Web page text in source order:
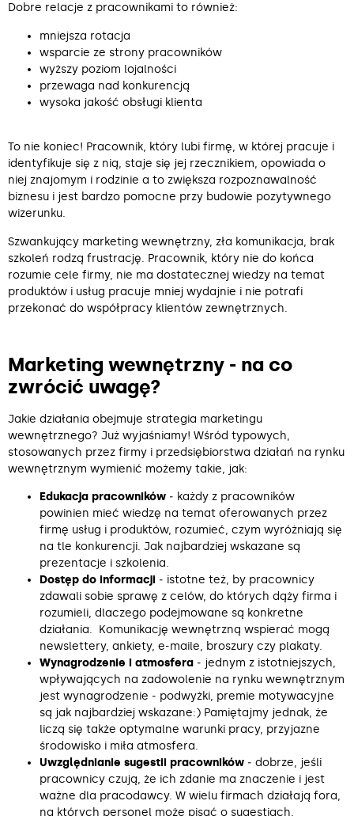
Dobre relacje z pracownikami to również:
mniejsza rotacja
wsparcie ze strony pracowników
wyższy poziom lojalności
przewaga nad konkurencją
wysoka jakość obsługi klienta
To nie koniec! Pracownik, który lubi firmę, w której pracuje i
identyfikuje się z nią, staje się jej rzecznikiem, opowiada o
niej znajomym i rodzinie a to zwiększa rozpoznawalność
biznesu i jest bardzo pomocne przy budowie pozytywnego
wizerunku.
Szwankujący marketing wewnętrzny, zła komunikacja, brak
szkoleń rodzą frustrację. Pracownik, który nie do końca
rozumie cele firmy, nie ma dostatecznej wiedzy na temat
produktów i usług pracuje mniej wydajnie i nie potrafi
przekonać do współpracy klientów zewnętrznych.
Marketing wewnętrzny ‒ na co
zwrócić uwagę?
Jakie działania obejmuje strategia marketingu
wewnętrznego? Już wyjaśniamy! Wśród typowych,
stosowanych przez firmy i przedsiębiorstwa działań na rynku
wewnętrznym wymienić możemy takie, jak:
Edukacja pracowników ‒ każdy z pracowników
powinien mieć wiedzę na temat oferowanych przez
firmę usług i produktów, rozumieć, czym wyróżniają się
na tle konkurencji. Jak najbardziej wskazane są
prezentacje i szkolenia.
Dostęp do informacji ‒ istotne też, by pracownicy
zdawali sobie sprawę z celów, do których dąży firma i
rozumieli, dlaczego podejmowane są konkretne
działania. Komunikację wewnętrzną wspierać mogą
newslettery, ankiety, e-maile, broszury czy plakaty.
Wynagrodzenie i atmosfera ‒ jednym z istotniejszych,
wpływających na zadowolenie na rynku wewnętrznym
jest wynagrodzenie ‒ podwyżki, premie motywacyjne
są jak najbardziej wskazane:) Pamiętajmy jednak, że
liczą się także optymalne warunki pracy, przyjazne
środowisko i miła atmosfera.
Uwzględnianie sugestii pracowników ‒ dobrze, jeśli
pracownicy czują, że ich zdanie ma znaczenie i jest
ważne dla pracodawcy. W wielu firmach działają fora,
na których personel może pisać o sugestiach,